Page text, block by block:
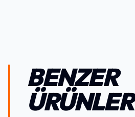
BENZER
ÜRÜNLER